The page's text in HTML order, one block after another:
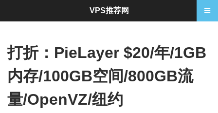
打折：PieLayer $20/年/1GB
内存/100GB空间/800GB流
量/OpenVZ/纽约
VPS推荐网